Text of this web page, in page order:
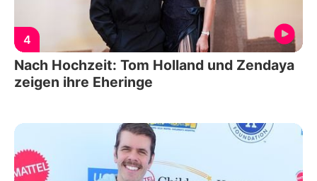
4
Nach Hochzeit: Tom Holland und Zendaya
zeigen ihre Eheringe